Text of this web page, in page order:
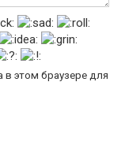
в этом браузере для